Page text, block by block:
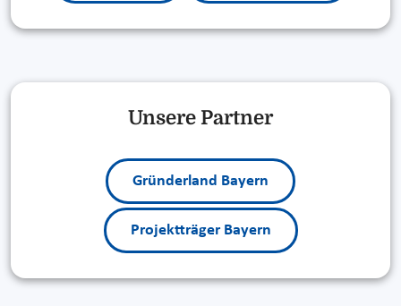
Unsere Partner
Gründerland Bayern
Projektträger Bayern